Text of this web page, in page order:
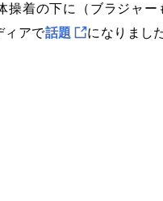
操着の下に（ブラジャ
ィアで話題 になりまし